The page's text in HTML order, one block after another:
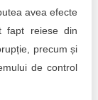
avea efecte
fapt reiese din
precum și
de control